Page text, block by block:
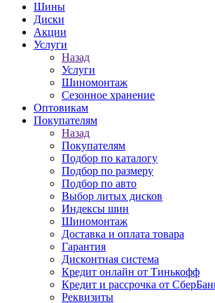
Шины
Диски
Акции
Услуги
Назад
Услуги
Шиномонтаж
Сезонное хранение
Оптовикам
Покупателям
Назад
Покупателям
Подбор по каталогу
Подбор по размеру
Подбор по авто
Выбор литых дисков
Индексы шин
Шиномонтаж
Доставка и оплата товара
Гарантия
Дисконтная система
Кредит онлайн от Тинькофф
Кредит и рассрочка от
Реквизиты